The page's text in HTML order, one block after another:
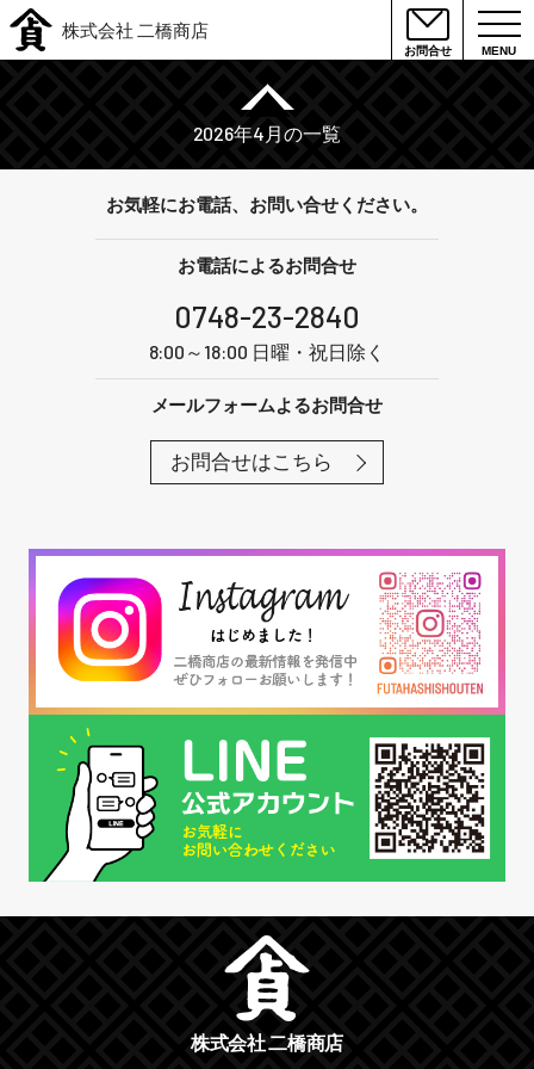
株式会社 二橋商店
お問合せ MENU
2026年4月の一覧
お気軽にお電話、お問い合せください。
お電話によるお問合せ
0748-23-2840
8:00～18:00 日曜・祝日除く
メールフォームよるお問合せ
お問合せはこちら
株式会社 二橋商店